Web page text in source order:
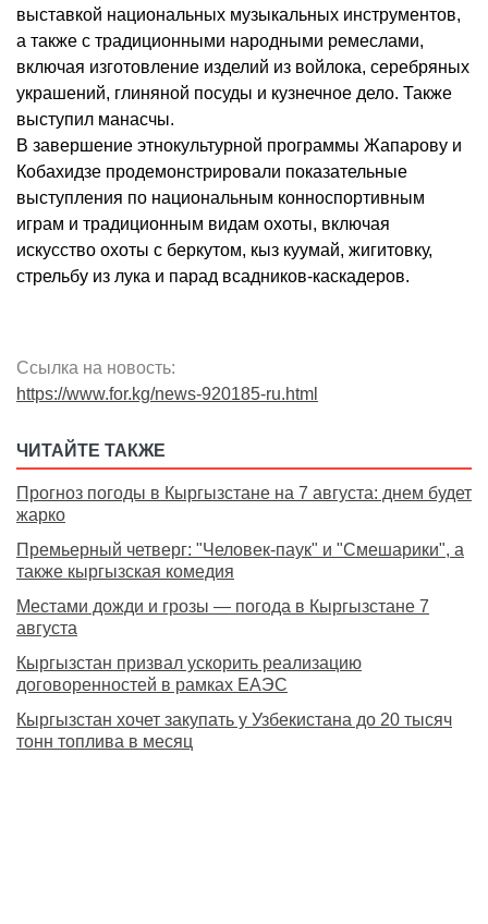
выставкой национальных музыкальных инструментов,
а также с традиционными народными ремеслами,
включая изготовление изделий из войлока, серебряных
украшений, глиняной посуды и кузнечное дело. Также
выступил манасчы.
В завершение этнокультурной программы Жапарову и
Кобахидзе продемонстрировали показательные
выступления по национальным конноспортивным
играм и традиционным видам охоты, включая
искусство охоты с беркутом, кыз куумай, жигитовку,
стрельбу из лука и парад всадников-каскадеров.
Ссылка на новость:
https://www.for.kg/news-920185-ru.html
ЧИТАЙТЕ ТАКЖЕ
Прогноз погоды в Кыргызстане на 7 августа: днем будет
жарко
Премьерный четверг: "Человек-паук" и "Смешарики", а
также кыргызская комедия
Местами дожди и грозы — погода в Кыргызстане 7
августа
Кыргызстан призвал ускорить реализацию
договоренностей в рамках ЕАЭС
Кыргызстан хочет закупать у Узбекистана до 20 тысяч
тонн топлива в месяц